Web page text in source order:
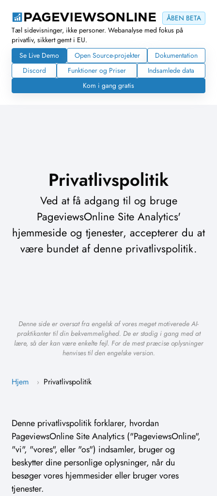
ÅBEN BETA
Tæl sidevisninger, ikke personer. Webanalyse med fokus på
privatliv, sikkert gemt i EU.
Se Live Demo
Open Source-projekter
Dokumentation
Discord
Funktioner og Priser
Indsamlede data
Kom i gang gratis
Privatlivspolitik
Ved at få adgang til og bruge
PageviewsOnline Site Analytics'
hjemmeside og tjenester, accepterer du at
være bundet af denne privatlivspolitik.
Denne side er oversat fra engelsk af vores meget motiverede AI-
praktikanter til din bekvemmelighed. De er stadig i gang med at
lære, så der kan være enkelte fejl. For de mest præcise oplysninger
henvises til den engelske version.
Hjem › Privatlivspolitik
Denne privatlivspolitik forklarer, hvordan
PageviewsOnline Site Analytics ("PageviewsOnline",
"vi", "vores", eller "os") indsamler, bruger og
beskytter dine personlige oplysninger, når du
besøger vores hjemmesider eller bruger vores
tjenester.